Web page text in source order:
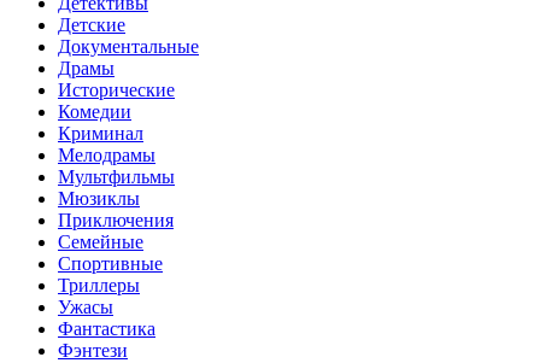
Детские
Документальные
Драмы
Исторические
Комедии
Криминал
Мелодрамы
Мультфильмы
Мюзиклы
Приключения
Семейные
Спортивные
Триллеры
Ужасы
Фантастика
Фэнтези